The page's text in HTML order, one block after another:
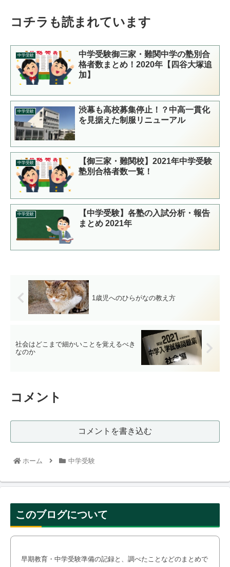
コチラも読まれています
中学受験
中学受験御三家・難関中学の塾別合
格者数まとめ！2020年【四谷大塚追
加】
中学受験
渋幕も高校募集停止！？中高一貫化
を見据えた制服リニューアル
中学受験
【御三家・難関校】2021年中学受験
塾別合格者数一覧！
中学受験
【中学受験】各塾の入試分析・報告
まとめ 2021年
1歳児へのひらがなの教え方
社会はどこまで細かいことを覚えるべき
なのか
コメント
コメントを書き込む
ホーム 中学受験
このブログについて
早期教育・中学受験準備の記録と、調べたことなどのまとめで